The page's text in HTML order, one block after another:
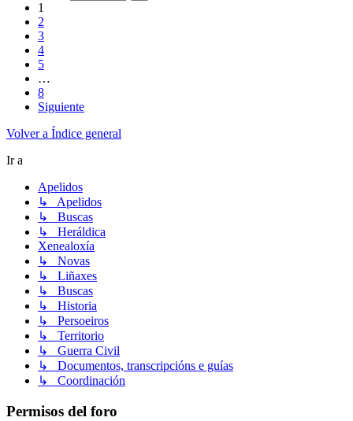
1
2
3
4
5
…
8
Siguiente
Volver a Índice general
Ir a
Apelidos
↳ Apelidos
↳ Buscas
↳ Heráldica
Xenealoxía
↳ Novas
↳ Liñaxes
↳ Buscas
↳ Historia
↳ Persoeiros
↳ Territorio
↳ Guerra Civil
↳ Documentos, transcripcións e guías
↳ Coordinación
Permisos del foro